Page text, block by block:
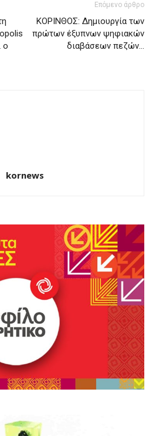
ο
Επόμενο άρθρο
ΚΟΡΙΝΘΟΣ: Δημιουργία των
πρώτων έξυπνων ψηφιακών
διαβάσεων πεζών…
kornews